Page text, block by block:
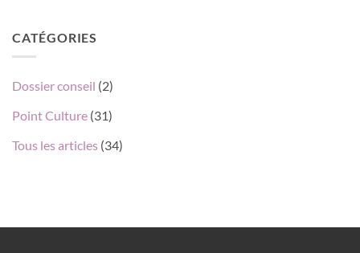
CATÉGORIES
Dossier conseil (2)
Point Culture (31)
Tous les articles (34)